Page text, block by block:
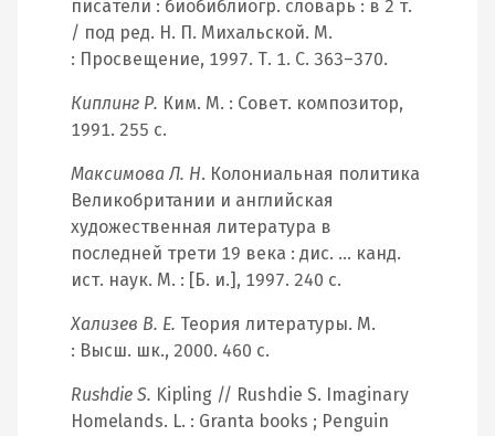
писатели : биобиблиогр. словарь : в 2 т.
/ под ред. Н. П. Михальской. М.
: Просвещение, 1997. Т. 1. С. 363–370.
Киплинг Р. Ким. М. : Совет. композитор,
1991. 255 с.
Максимова Л. Н. Колониальная политика
Великобритании и английская
художественная литература в
последней трети 19 века : дис. … канд.
ист. наук. М. : [Б. и.], 1997. 240 с.
Хализев В. Е. Теория литературы. М.
: Высш. шк., 2000. 460 с.
Rushdie S. Kipling // Rushdie S. Imaginary
Homelands. L. : Granta books ; Penguin